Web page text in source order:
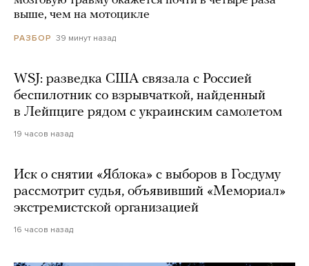
выше, чем на мотоцикле
РАЗБОР 39 минут назад
WSJ: разведка США связала с Россией
беспилотник со взрывчаткой, найденный
в Лейпциге рядом с украинским самолетом
19 часов назад
Иск о снятии «Яблока» с выборов в Госдуму
рассмотрит судья, объявивший «Мемориал»
экстремистской организацией
16 часов назад